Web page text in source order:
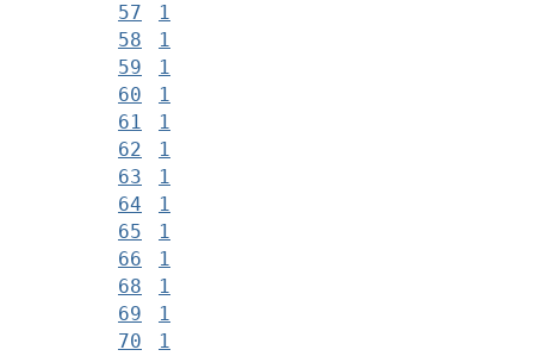
57
1
58
1
59
1
60
1
61
1
62
1
63
1
64
1
65
1
66
1
68
1
69
1
70
1